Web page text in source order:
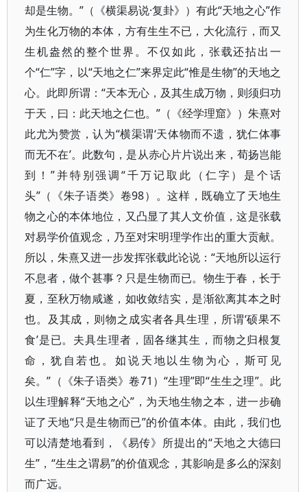
却是生物。”（《横渠易说·复卦》）有此“天地之心”作
为生化万物的本体，方有生生不已，大化流行，而又
生机盎然的整个世界。不仅如此，张载还拈出一
个“仁”字，以“天地之仁”来界定此“惟是生物”的天地之
心。此即所谓：“天本无心，及其生成万物，则须归功
于天，曰：此天地之仁也。”（《经学理窟》）朱熹对
此尤为赞赏，认为“横渠谓‘天体物而不遗，犹仁体事
而无不在’。此数句，是从赤心片片说出来，荀扬岂能
到！”并特别强调“千万记取此（仁字）是个话
头”（《朱子语类》卷98）。这样，既确立了天地生
物之心的本体地位，又凸显了其人文价值，这是张载
对易学价值观念，乃至对宋明理学作出的重大贡献。
所以，朱熹又进一步发挥张载此论说：“天地所以运行
不息者，做个甚事？只是生物而已。物生于春，长于
夏，至秋万物咸遂，如收敛结实，是渐欲离其本之时
也。及其成，则物之成实者各具生理，所谓‘硕果不
食’是已。夫具生理者，固各继其生，而物之归根复
命，犹自若也。如说天地以生物为心，斯可见
矣。”（《朱子语类》卷71）“生理”即“生生之理”。此
以生理解释“天地之心”，为天地生物之本，进一步确
证了天地“只是生物而已”的价值本体。由此，我们也
可以清楚地看到，《易传》所提出的“天地之大德曰
生”，“生生之谓易”的价值观念，其影响是多么的深刻
而广远。